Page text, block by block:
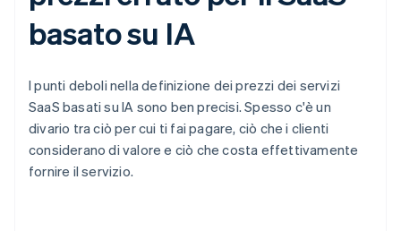
basato su IA
I punti deboli nella definizione dei prezzi dei servizi
SaaS basati su IA sono ben precisi. Spesso c'è un
divario tra ciò per cui ti fai pagare, ciò che i clienti
considerano di valore e ciò che costa effettivamente
fornire il servizio.